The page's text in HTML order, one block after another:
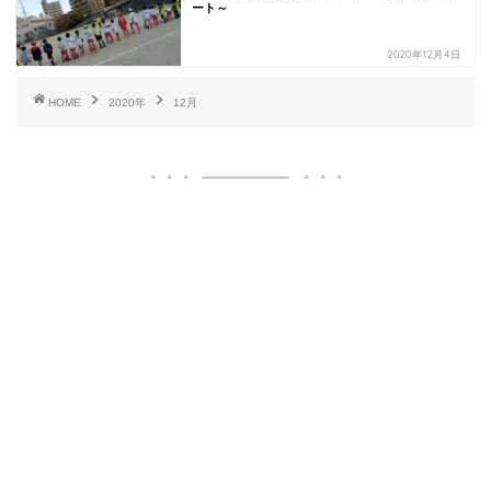
ート～
2020年12月4日
HOME 2020年 12月